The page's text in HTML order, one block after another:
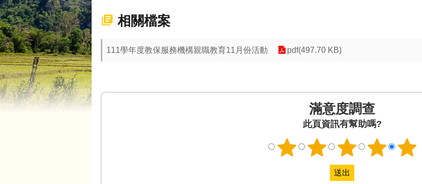
相關檔案
111學年度教保服務機構親職教育11月份活動 pdf(497.70 KB)
滿意度調查
此頁資訊有幫助嗎?